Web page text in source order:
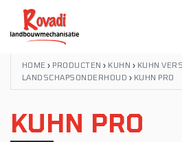
HOME › PRODUCTEN › KUHN › KUHN
LANDSCHAPSONDERHOUD › KUHN PRO
KUHN PRO